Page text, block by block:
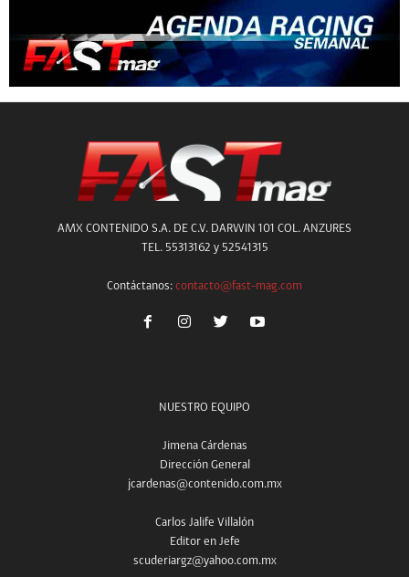
AMX CONTENIDO S.A. DE C.V. DARWIN 101 COL. ANZURES
TEL. 55313162 y 52541315
Contáctanos: contacto@fast-mag.com
NUESTRO EQUIPO
Jimena Cárdenas
Dirección General
jcardenas@contenido.com.mx
Carlos Jalife Villalón
Editor en Jefe
scuderiargz@yahoo.com.mx